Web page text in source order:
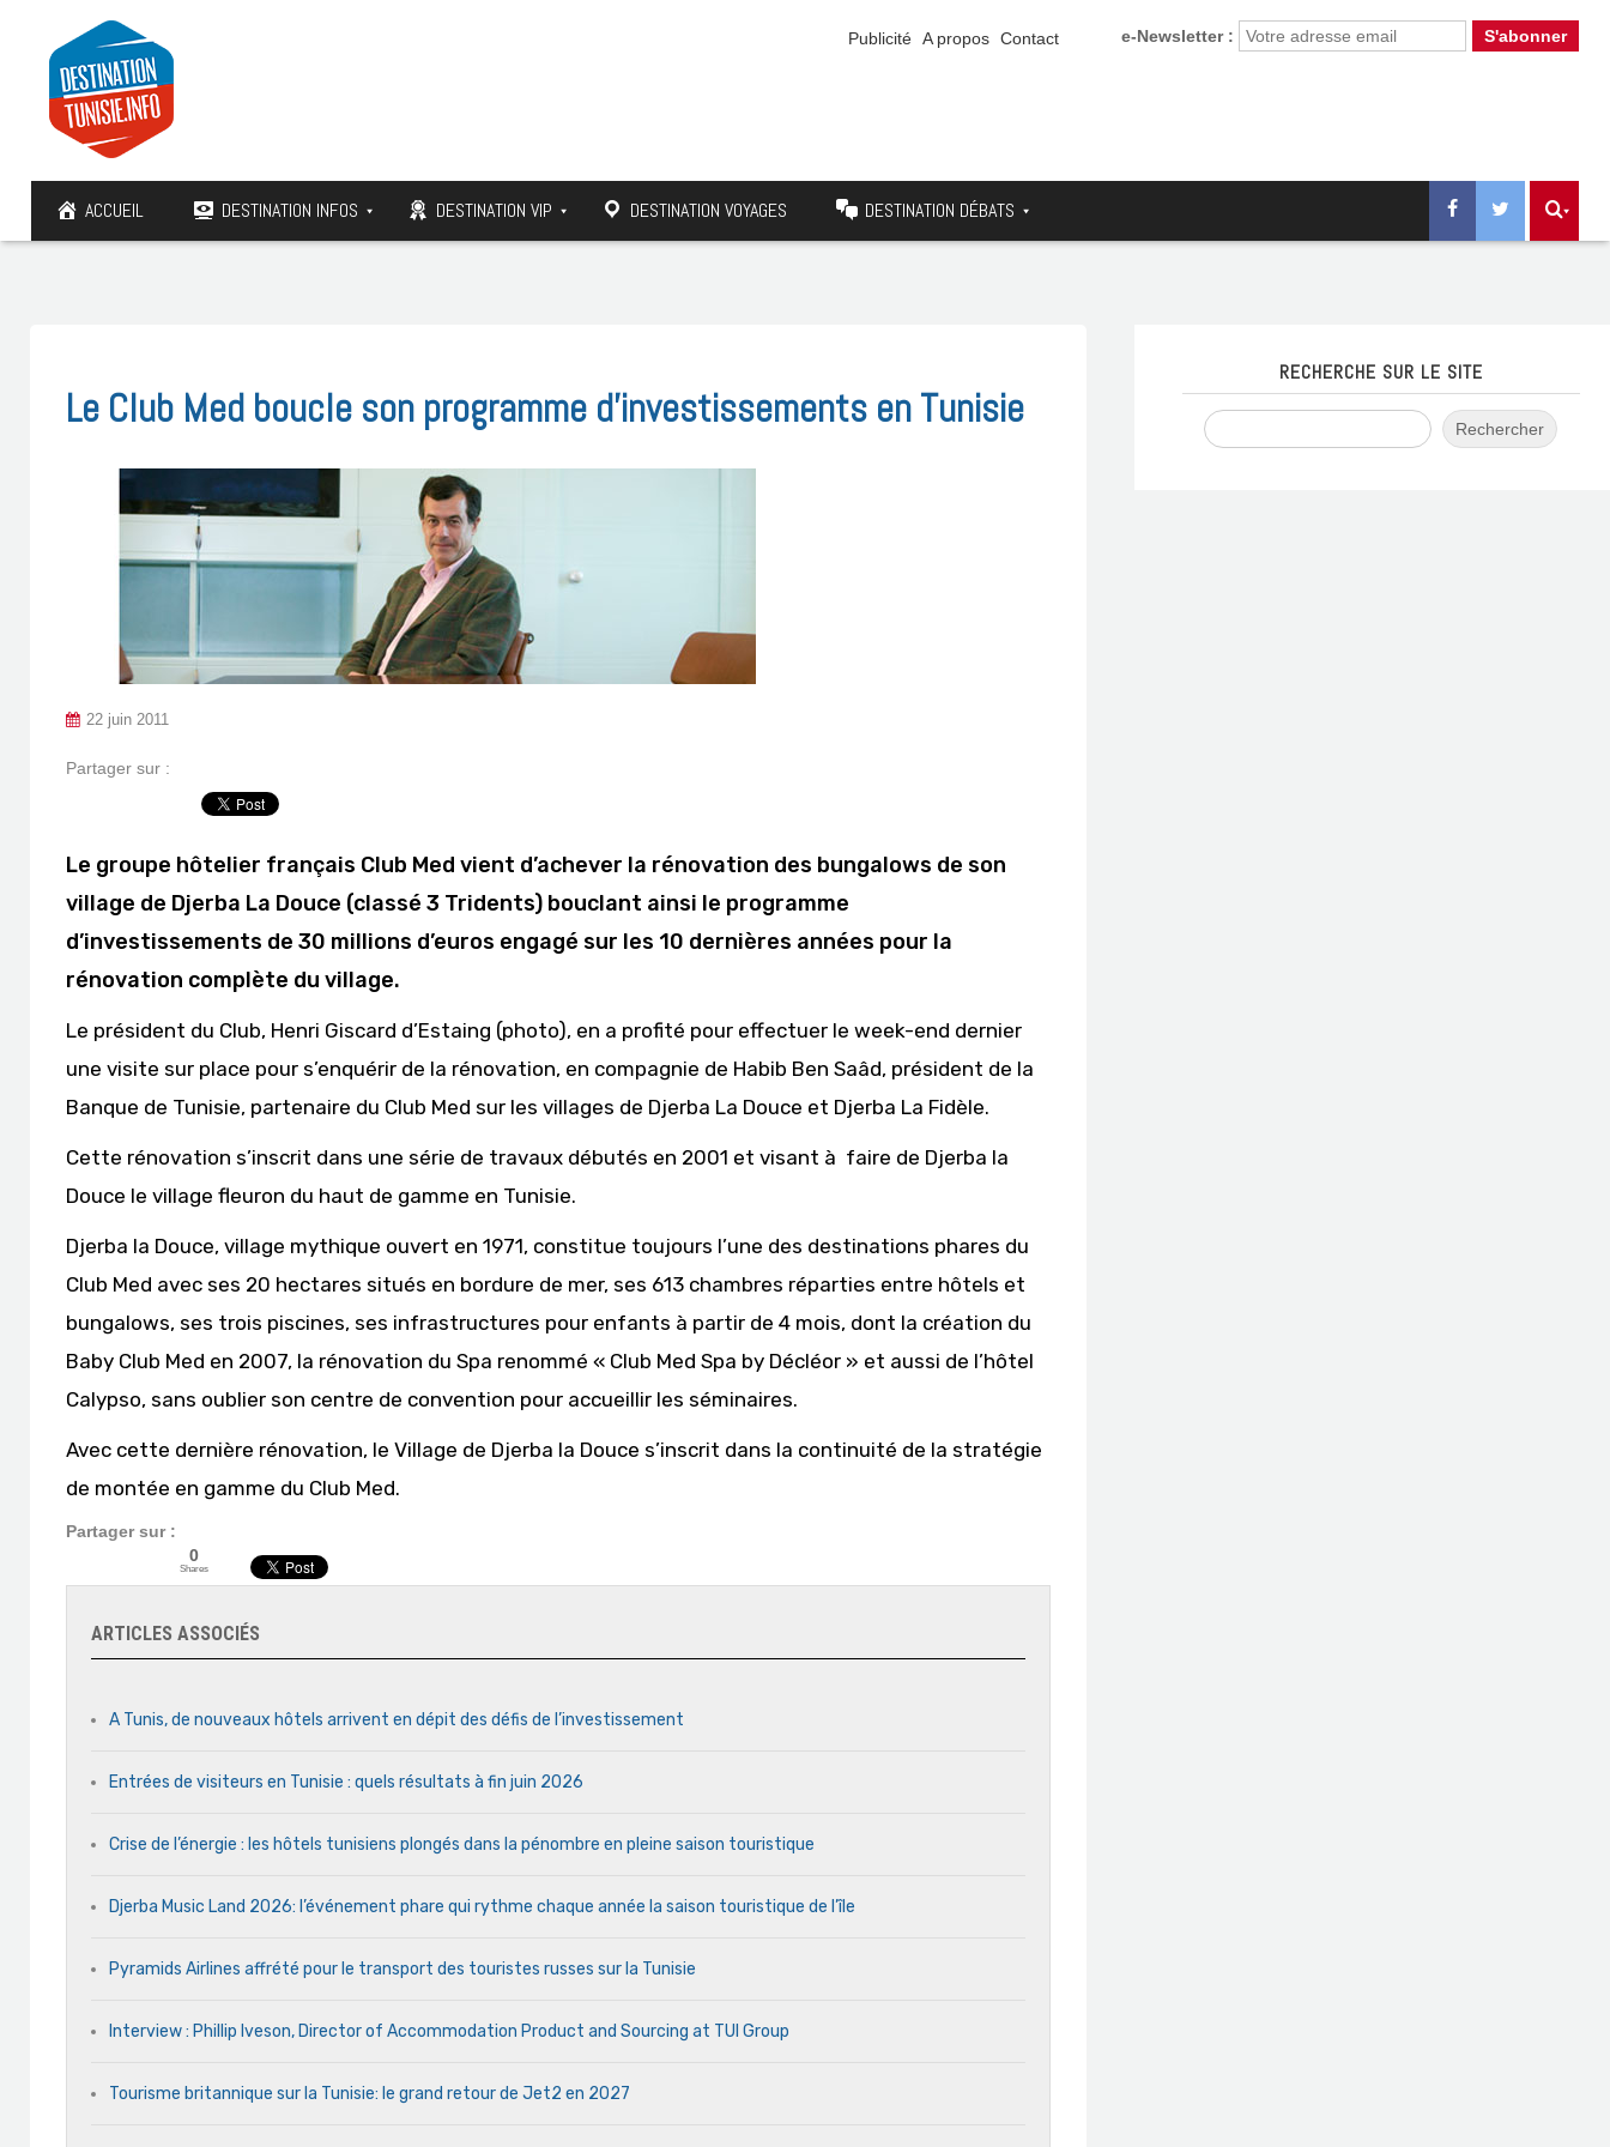
e-Newsletter :
Publicité A propos Contact
ACCUEIL DESTINATION INFOS DESTINATION VIP DESTINATION VOYAGES DESTINATION DÉBATS
Le Club Med boucle son programme d’investissements en Tunisie
22 juin 2011
Partager sur :
Le groupe hôtelier français Club Med vient d’achever la rénovation des bungalows de son
village de Djerba La Douce (classé 3 Tridents) bouclant ainsi le programme
d’investissements de 30 millions d’euros engagé sur les 10 dernières années pour la
rénovation complète du village.
Le président du Club, Henri Giscard d’Estaing (photo), en a profité pour effectuer le week-end dernier
une visite sur place pour s’enquérir de la rénovation, en compagnie de Habib Ben Saâd, président de la
Banque de Tunisie, partenaire du Club Med sur les villages de Djerba La Douce et Djerba La Fidèle.
Cette rénovation s’inscrit dans une série de travaux débutés en 2001 et visant à faire de Djerba la
Douce le village fleuron du haut de gamme en Tunisie.
Djerba la Douce, village mythique ouvert en 1971, constitue toujours l’une des destinations phares du
Club Med avec ses 20 hectares situés en bordure de mer, ses 613 chambres réparties entre hôtels et
bungalows, ses trois piscines, ses infrastructures pour enfants à partir de 4 mois, dont la création du
Baby Club Med en 2007, la rénovation du Spa renommé « Club Med Spa by Décléor » et aussi de l’hôtel
Calypso, sans oublier son centre de convention pour accueillir les séminaires.
Avec cette dernière rénovation, le Village de Djerba la Douce s’inscrit dans la continuité de la stratégie
de montée en gamme du Club Med.
Partager sur :
0
Shares
ARTICLES ASSOCIÉS
A Tunis, de nouveaux hôtels arrivent en dépit des défis de l’investissement
Entrées de visiteurs en Tunisie : quels résultats à fin juin 2026
Crise de l’énergie : les hôtels tunisiens plongés dans la pénombre en pleine saison touristique
Djerba Music Land 2026: l’événement phare qui rythme chaque année la saison touristique de l’île
Pyramids Airlines affrété pour le transport des touristes russes sur la Tunisie
Interview : Phillip Iveson, Director of Accommodation Product and Sourcing at TUI Group
Tourisme britannique sur la Tunisie: le grand retour de Jet2 en 2027
RECHERCHE SUR LE SITE